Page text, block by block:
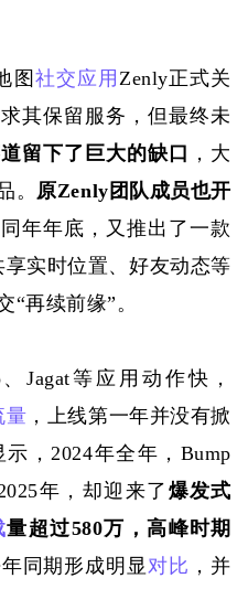
图 社交应用 Zenly正式关
其保留服务，但最终未
留下了巨大的缺口
，大
。 原Zenly团队成员也开
同年年底，又推出了一款
实时位置、好友动态等
“再续前缘”。
、Jagat等应用动作快，
量 ，上线第一年并没有掀
，2024年全年，Bump
年，却迎来了爆发式
量超过580万，高峰时期
年同期形成明显对比 ，并